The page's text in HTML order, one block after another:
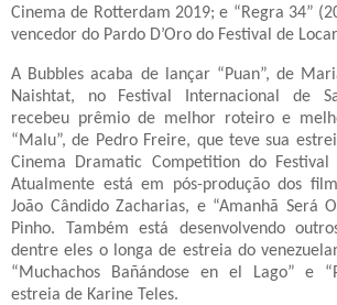
Cinema de Rotterdam 2019; e “Regra 34”
vencedor do Pardo D’Oro do Festival de
A Bubbles acaba de lançar “Puan”, de
Naishtat, no Festival Internacional de
recebeu prêmio de melhor roteiro e
“Malu”, de Pedro Freire, que teve sua
Cinema Dramatic Competition do Festival
Atualmente está em pós-produção dos
João Cândido Zacharias, e “Amanhã Será
Pinho. Também está desenvolvendo
dentre eles o longa de estreia do
“Muchachos Bañándose en el Lago” e
estreia de Karine Teles.